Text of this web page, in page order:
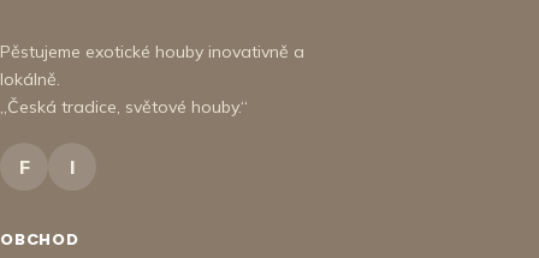
Pěstujeme exotické houby inovativně a
lokálně.
„Česká tradice, světové houby.“
F I
OBCHOD